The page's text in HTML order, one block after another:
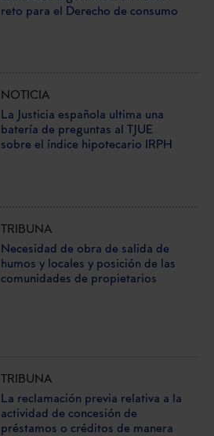
reto para el Derecho de consumo
NOTICIA
La Justicia española ultima una
batería de preguntas al TJUE
sobre el índice hipotecario IRPH
TRIBUNA
Necesidad de obra de salida de
humos y locales y posición de las
comunidades de propietarios
TRIBUNA
La reclamación previa relativa a la
actividad de concesión de
préstamos o créditos de manera